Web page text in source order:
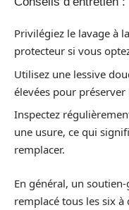
Privilégiez le lavage à
protecteur si vous
Utilisez une lessive
élevées pour préserver
Inspectez
une usure, ce qui
remplacer.
En général, un
remplacé tous les six à